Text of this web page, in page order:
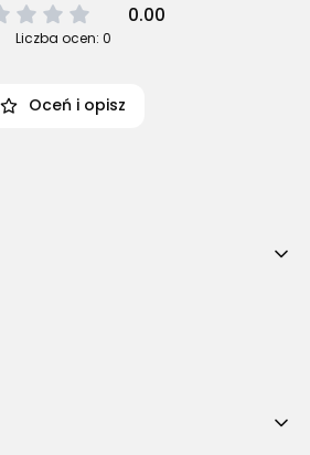
0.00
Liczba ocen: 0
Oceń i opisz